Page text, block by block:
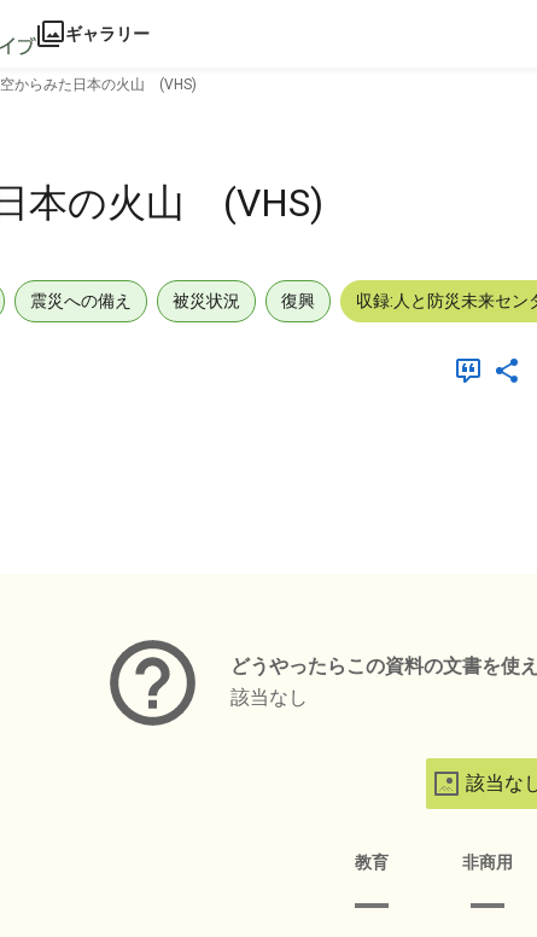
ギャラリー
空からみた日本の火山 (VHS)
本の火山 (VHS)
震災への備え 被災状況 復興 収録:人と防災未来セ
どうやったらこの資料の文書を使
該当なし
該当な
教育 非商用